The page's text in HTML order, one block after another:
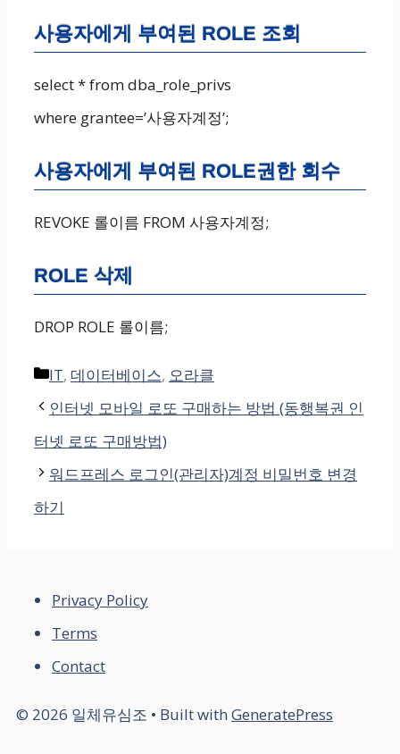
사용자에게 부여된 ROLE 조회
select * from dba_role_privs
where grantee=’사용자계정’;
사용자에게 부여된 ROLE권한 회수
REVOKE 롤이름 FROM 사용자계정;
ROLE 삭제
DROP ROLE 롤이름;
Categories
IT, 데이터베이스, 오라클
인터넷 모바일 로또 구매하는 방법 (동행복권 인
터넷 로또 구매방법)
워드프레스 로그인(관리자)계정 비밀번호 변경
하기
Privacy Policy
Terms
Contact
© 2026 일체유심조 • Built with GeneratePress